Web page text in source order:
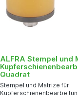
ALFRA Stempel und
Quadrat
Stempel und Matrize für